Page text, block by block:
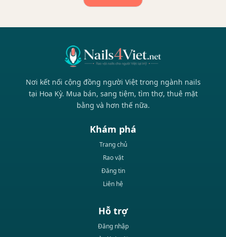
Nơi kết nối cộng đồng người Việt trong ngành nails
tại Hoa Kỳ. Mua bán, sang tiệm, tìm thợ, thuê mặt
bằng và hơn thế nữa.
Khám phá
Trang chủ
Rao vặt
Đăng tin
Liên hệ
Hỗ trợ
Đăng nhập